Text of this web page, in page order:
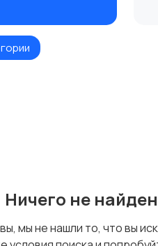
Ничего не
мы не нашли то, что вы